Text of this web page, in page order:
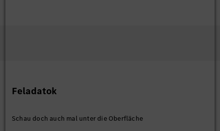
Feladatok
Schau doch auch mal unter die Oberfläche